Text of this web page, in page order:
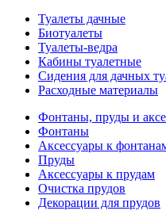
Туалеты дачные
Биотуалеты
Туалеты-ведра
Кабины туалетные
Сидения для дачных
Расходные материалы
Фонтаны, пруды и
Фонтаны
Аксессуары к
Пруды
Аксессуары к прудам
Очистка прудов
Декорации для прудов